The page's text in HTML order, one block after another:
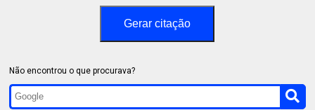
Gerar citação
Não encontrou o que procurava?